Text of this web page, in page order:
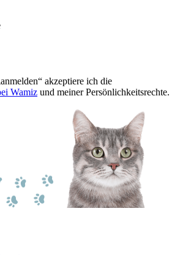
akzeptiere ich die
Wamiz und meiner Persönlichkeitsrechte.